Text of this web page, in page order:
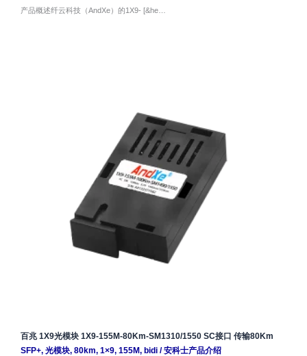
产品概述纤云科技（AndXe）的1X9- [&he…
百兆 1X9光模块 1X9-155M-80Km-SM1310/1550 SC接口 传输80Km
SFP+, 光模块, 80km, 1×9, 155M, bidi/安科士产品介绍